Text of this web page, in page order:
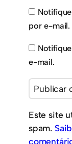
por e-mail.
e-mail.
Este site
spam.